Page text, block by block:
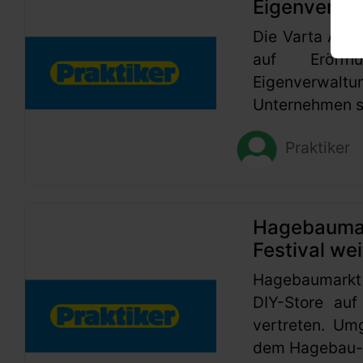
Die Varta AG
auf
Unternehmen
Praktiker
Festival
DIY-Store
vertreten.
dem